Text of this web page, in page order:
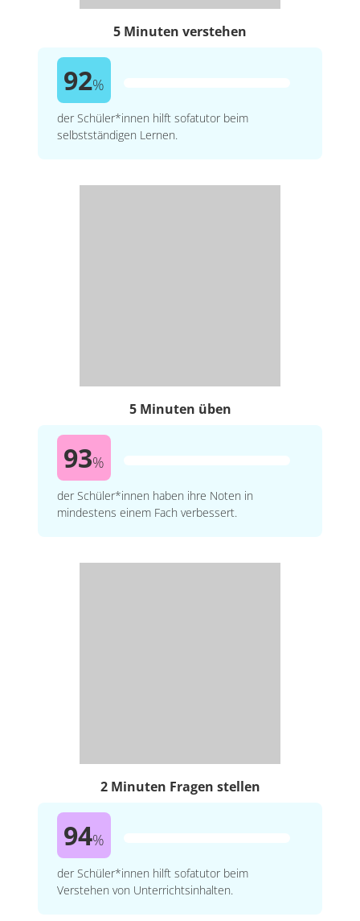
5 Minuten verstehen
92%
der Schüler*innen hilft sofatutor beim
selbstständigen Lernen.
5 Minuten üben
93%
der Schüler*innen haben ihre Noten in
mindestens einem Fach verbessert.
2 Minuten Fragen stellen
94%
der Schüler*innen hilft sofatutor beim
Verstehen von Unterrichtsinhalten.